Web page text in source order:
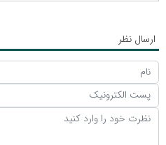
ارسال نظر